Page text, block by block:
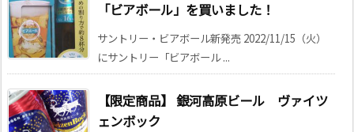
「ビアボール」を買いました！
サントリー・ビアボール新発売 2022/11/15（火）
にサントリー「ビアボール ...
【限定商品】 銀河高原ビール ヴァイツ
ェンボック